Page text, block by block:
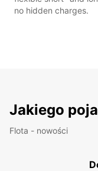
no hidden charges.
Jakiego
Flota - nowości